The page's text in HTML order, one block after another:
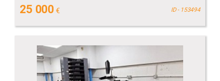
25 000 € ID - 153494